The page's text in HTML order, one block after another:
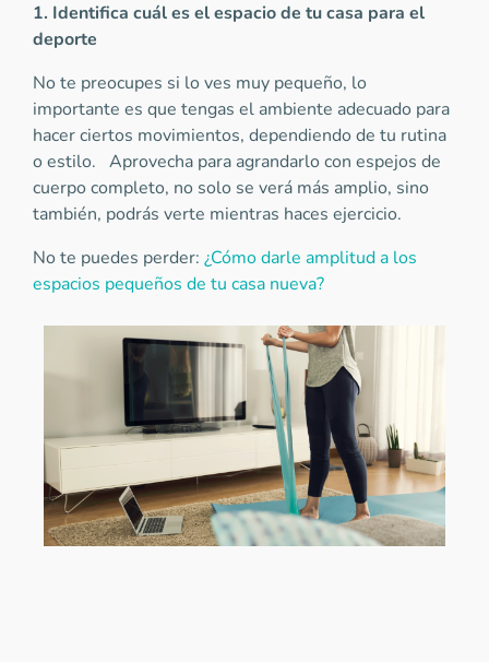
1. Identifica cuál es el espacio de tu casa para el
deporte
No te preocupes si lo ves muy pequeño, lo
importante es que tengas el ambiente adecuado para
hacer ciertos movimientos, dependiendo de tu rutina
o estilo. Aprovecha para agrandarlo con espejos de
cuerpo completo, no solo se verá más amplio, sino
también, podrás verte mientras haces ejercicio.
No te puedes perder: ¿Cómo darle amplitud a los
espacios pequeños de tu casa nueva?